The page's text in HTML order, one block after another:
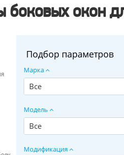
боковых окон
Подбор параметров
Марка
Все
Модель
Все
Модификация